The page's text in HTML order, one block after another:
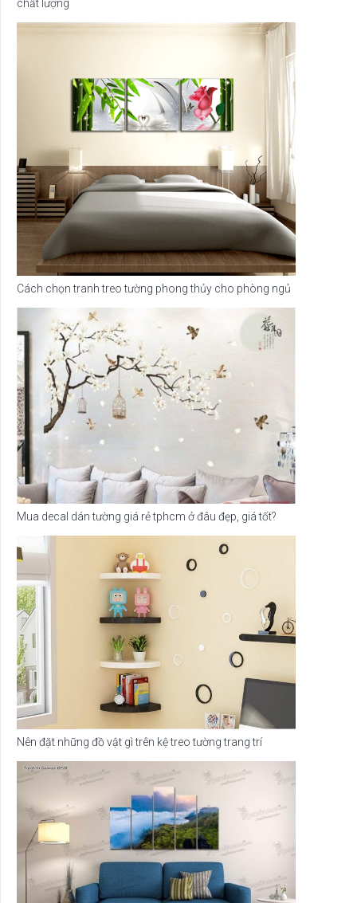
chất lượng
Cách chọn tranh treo tường phong thủy cho phòng ngủ
Mua decal dán tường giá rẻ tphcm ở đâu đẹp, giá tốt?
Nên đặt những đồ vật gì trên kệ treo tường trang trí